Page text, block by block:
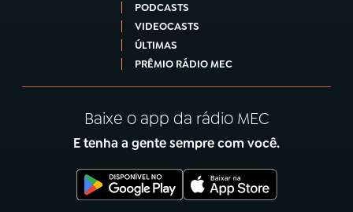
PODCASTS
VIDEOCASTS
ÚLTIMAS
PRÊMIO RÁDIO MEC
Baixe o app da rádio MEC
E tenha a gente sempre com você.